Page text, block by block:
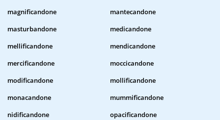
magnificandone
mantecandone
masturbandone
medicandone
mellificandone
mendicandone
mercificandone
moccicandone
modificandone
mollificandone
monacandone
mummificandone
nidificandone
opacificandone